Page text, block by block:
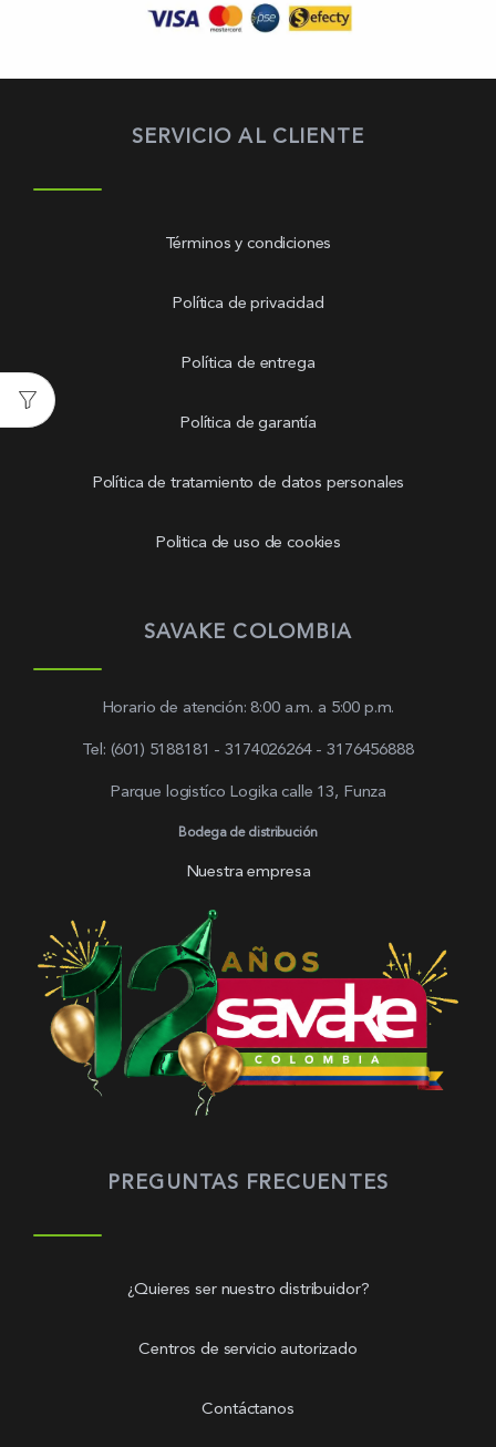
SERVICIO AL CLIENTE
Términos y condiciones
Política de privacidad
Política de entrega
Política de garantía
Política de tratamiento de datos personales
Politica de uso de cookies
SAVAKE COLOMBIA
Horario de atención: 8:00 a.m. a 5:00 p.m.
Tel: (601) 5188181 - 3174026264 - 3176456888
Parque logistíco Logika calle 13, Funza
Bodega de distribución
Nuestra empresa
PREGUNTAS FRECUENTES
¿Quieres ser nuestro distribuidor?
Centros de servicio autorizado
Contáctanos